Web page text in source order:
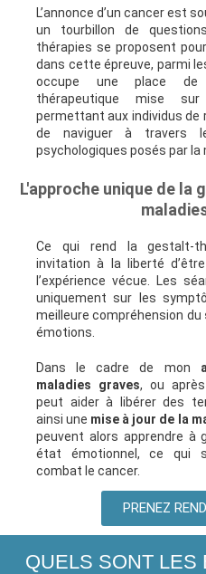
L’annonce d’un cancer est
un tourbillon de
thérapies se proposent
dans cette épreuve, parmi
occupe une place de
thérapeutique mise sur
permettant aux individus de
de naviguer à travers
psychologiques posés par la
L'approche unique de
Ce qui rend la gestalt-
invitation à la liberté
l’expérience vécue. Les
uniquement sur les
meilleure compréhension du
émotions.
Dans le cadre de mon
maladies graves, ou
peut aider à libérer des
ainsi une mise à jour de la
peuvent alors apprendre à
état émotionnel, ce qui
combat le cancer.
PRENEZ
QUELS SONT LES